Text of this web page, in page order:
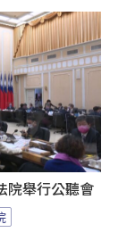
院舉行公聽會